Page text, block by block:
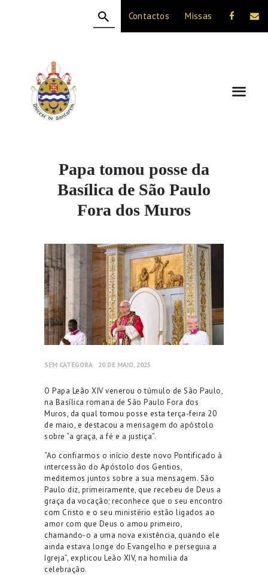
Contactos Missas
Papa tomou posse da
Basílica de São Paulo
Fora dos Muros
A DIOCESE
CELEBRAÇÃO
VIDA CRISTÃ
NOTÍCIAS
SEM CATEGORA 20 DE MAIO, 2025
O Papa Leão XIV venerou o túmulo de São Paulo,
na Basílica romana de São Paulo Fora dos
Muros, da qual tomou posse esta terça-feira 20
de maio, e destacou a mensagem do apóstolo
sobre “a graça, a fé e a justiça”.
“Ao confiarmos o início deste novo Pontificado à
intercessão do Apóstolo dos Gentios,
meditemos juntos sobre a sua mensagem. São
Paulo diz, primeiramente, que recebeu de Deus a
graça da vocação; reconhece que o seu encontro
com Cristo e o seu ministério estão ligados ao
amor com que Deus o amou primeiro,
chamando-o a uma nova existência, quando ele
ainda estava longe do Evangelho e perseguia a
Igreja”, explicou Leão XIV, na homilia da
celebração.